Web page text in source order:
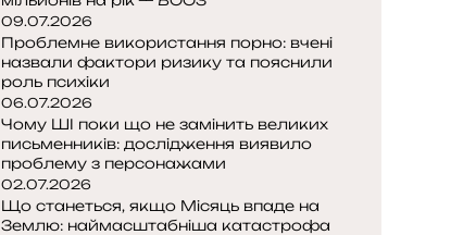
09.07.2026
Проблемне використання порно: вчені
назвали фактори ризику та пояснили
роль психіки
06.07.2026
Чому ШІ поки що не замінить великих
письменників: дослідження виявило
проблему з персонажами
02.07.2026
Що станеться, якщо Місяць впаде на
Землю: наймасштабніша катастрофа